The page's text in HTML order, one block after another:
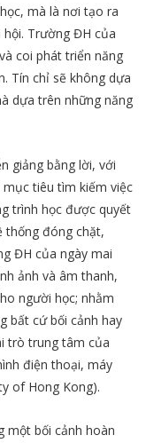
mà là nơi tạo ra
Trường ĐH của
coi phát triển năng
Tín chỉ sẽ không dựa
dựa trên những năng
giảng bằng lời, với
tiêu tìm kiếm việc
trình học được quyết
thống đóng chặt,
ĐH của ngày mai
ảnh và âm thanh,
người học; nhằm
bất cứ bối cảnh hay
trò trung tâm của
điện thoại, máy
of Hong Kong).
một bối cảnh hoàn